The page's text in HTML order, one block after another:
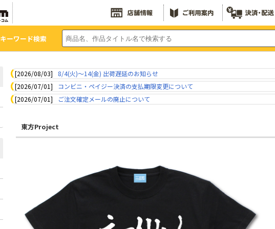
キーワード検索
[2026/08/03]
8/4(火)～14(金) 出荷遅延のお知らせ
[2026/07/01]
コンビニ・ペイジー決済の支払期限変更について
[2026/07/01]
ご注文確定メールの廃止について
東方Project